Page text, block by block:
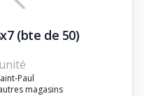
(bte de 50)
unité
Paul
magasins